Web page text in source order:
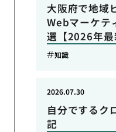
大阪府で地域
Webマーケテ
選【2026年最
知識
自分でするク
記
2026.07.30